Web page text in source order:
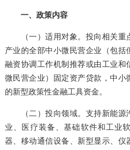
一、政策内容
（一）适用对象。投向相关重
产业的全部中小微民营企业（包括
融资协调工作机制推荐或由工业和
微民营企业）固定资产贷款，中小
的新型政策性金融工具资金。
（二）投向领域。支持新能源
业、医疗装备、基础软件和工业
器、移动通信设备、新型显示、仪